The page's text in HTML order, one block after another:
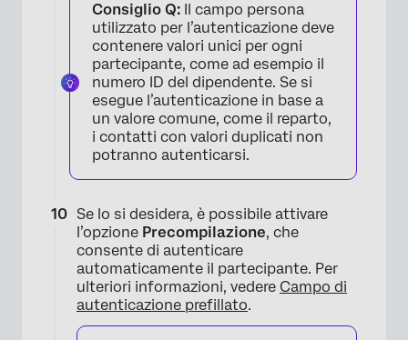
Consiglio Q: Il campo persona
utilizzato per l’autenticazione deve
contenere valori unici per ogni
partecipante, come ad esempio il
numero ID del dipendente. Se si
esegue l’autenticazione in base a
un valore comune, come il reparto,
i contatti con valori duplicati non
potranno autenticarsi.
Se lo si desidera, è possibile attivare
l’opzione Precompilazione, che
consente di autenticare
automaticamente il partecipante. Per
ulteriori informazioni, vedere Campo di
autenticazione prefillato.